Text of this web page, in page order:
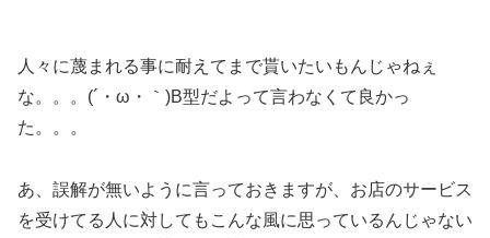
人々に蔑まれる事に耐えてまで貰いたいもんじゃねぇ
な。。。(´・ω・｀)B型だよって言わなくて良かっ
た。。。
あ、誤解が無いように言っておきますが、お店のサービス
を受けてる人に対してもこんな風に思っているんじゃない